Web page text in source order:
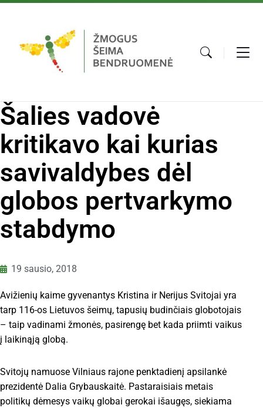
Šalies vadovė
kritikavo kai kurias
savivaldybes dėl
globos pertvarkymo
stabdymo
19 sausio, 2018
Avižienių kaime gyvenantys Kristina ir Nerijus Svitojai yra
tarp 116-os Lietuvos šeimų, tapusių budinčiais globotojais
– taip vadinami žmonės, pasirengę bet kada priimti vaikus
į laikinąją globą.
Svitojų namuose Vilniaus rajone penktadienį apsilankė
prezidentė Dalia Grybauskaitė. Pastaraisiais metais
politikų dėmesys vaikų globai gerokai išaugęs, siekiama